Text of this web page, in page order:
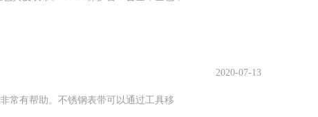
常有帮助。不锈钢表带可以通过工具移
2020-07-13